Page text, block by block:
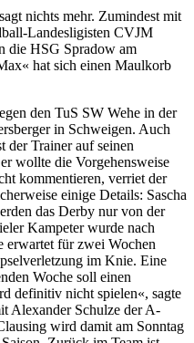
nichts mehr. Zumindest mit
Landesligisten CVJM
die HSG Spradow am
hat sich einen Maulkorb
den TuS SW Wehe in der
in Schweigen. Auch
Trainer auf seinen
wollte die Vorgehensweise
kommentieren, verriet der
einige Details: Sascha
das Derby nur von der
Kampeter wurde nach
erwartet für zwei Wochen
im Knie. Eine
Woche soll einen
definitiv nicht spielen«, sagte
Alexander Schulze der A-
wird damit am Sonntag